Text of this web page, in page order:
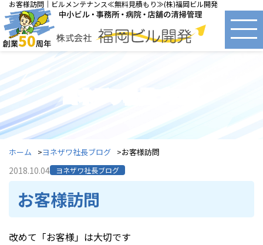
お客様訪問｜ビルメンテナンス≪無料見積もり≫(株)福岡ビル開発
ヨネザワ社長ブログ
ホーム ヨネザワ社長ブログ お客様訪問
2018.10.04 ヨネザワ社長ブログ
お客様訪問
改めて「お客様」は大切です